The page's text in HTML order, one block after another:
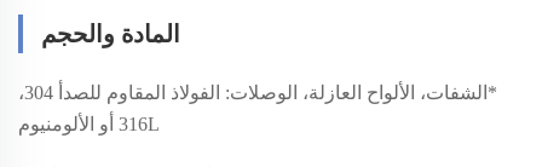
المادة والحجم
*
الشفات، الألواح العازلة، الوصلات: الفولاذ المقاوم للصدأ 304،
316L أو الألومنيوم